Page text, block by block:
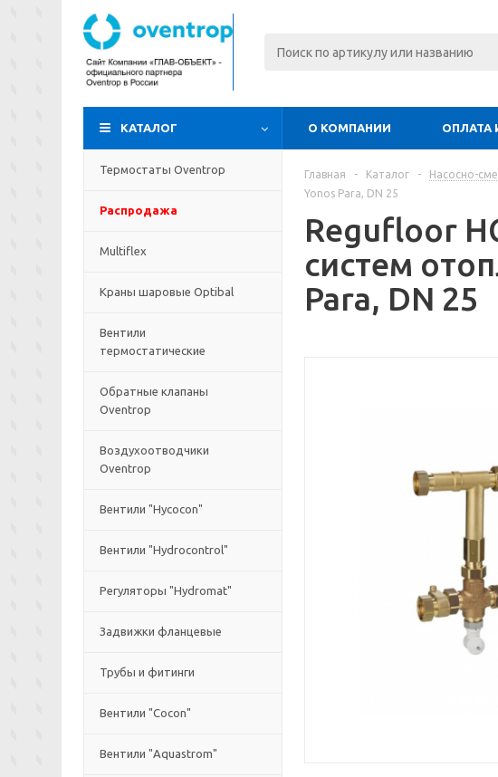
КАТАЛОГ О КОМПАНИИ ОПЛАТА
Термостаты Oventrop
Распродажа
Multiflex
Краны шаровые Optibal
Вентили
термостатические
Обратные клапаны
Oventrop
Воздухоотводчики
Oventrop
Вентили "Hycocon"
Вентили "Hydrocontrol"
Регуляторы "Hydromat"
Задвижки фланцевые
Трубы и фитинги
Вентили "Cocon"
Вентили "Aquastrom"
Главная - Каталог - Насосно-
Yonos Para, DN 25
Regufloor
систем
Para, DN 25